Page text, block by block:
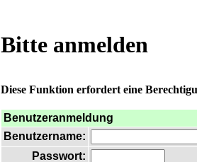
Bitte anmelden
Diese Funktion erfordert eine
Benutzeranmeldung
Benutzername:
Passwort: